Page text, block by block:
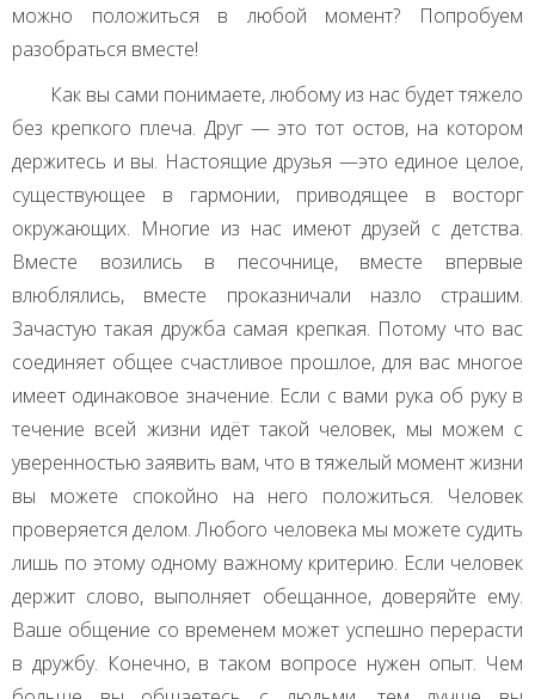
можно положиться в любой момент? Попробуем
разобраться вместе!
Как вы сами понимаете, любому из нас будет тяжело
без крепкого плеча. Друг — это тот остов, на котором
держитесь и вы. Настоящие друзья —это единое целое,
существующее в гармонии, приводящее в восторг
окружающих. Многие из нас имеют друзей с детства.
Вместе возились в песочнице, вместе впервые
влюблялись, вместе проказничали назло страшим.
Зачастую такая дружба самая крепкая. Потому что вас
соединяет общее счастливое прошлое, для вас многое
имеет одинаковое значение. Если с вами рука об руку в
течение всей жизни идёт такой человек, мы можем с
уверенностью заявить вам, что в тяжелый момент жизни
вы можете спокойно на него положиться. Человек
проверяется делом. Любого человека мы можете судить
лишь по этому одному важному критерию. Если человек
держит слово, выполняет обещанное, доверяйте ему.
Ваше общение со временем может успешно перерасти
в дружбу. Конечно, в таком вопросе нужен опыт. Чем